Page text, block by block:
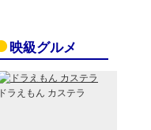
映級グルメ
ドラえもん カステラ